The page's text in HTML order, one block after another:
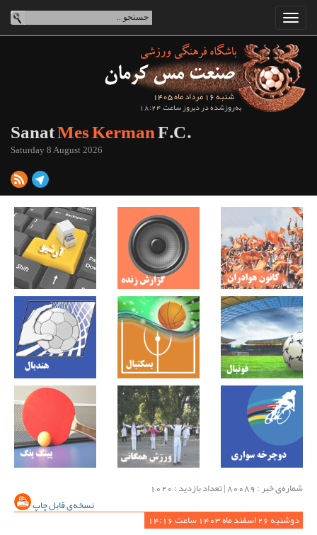
شنبه 16 مرداد ماه 1405
به‌روزشده در دیروز ساعت 18:24
SanatMes KermanF.C.
Saturday 8 August 2026
شماره‌ی خبر : ‌80089 | تعداد بازدید : 1020
نسخه‌ی قابل چاپ
دوشنبه 26 اسفند ماه 1403 ساعت 14:16